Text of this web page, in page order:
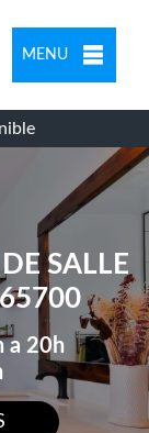
MENU
SALLE
a 20h